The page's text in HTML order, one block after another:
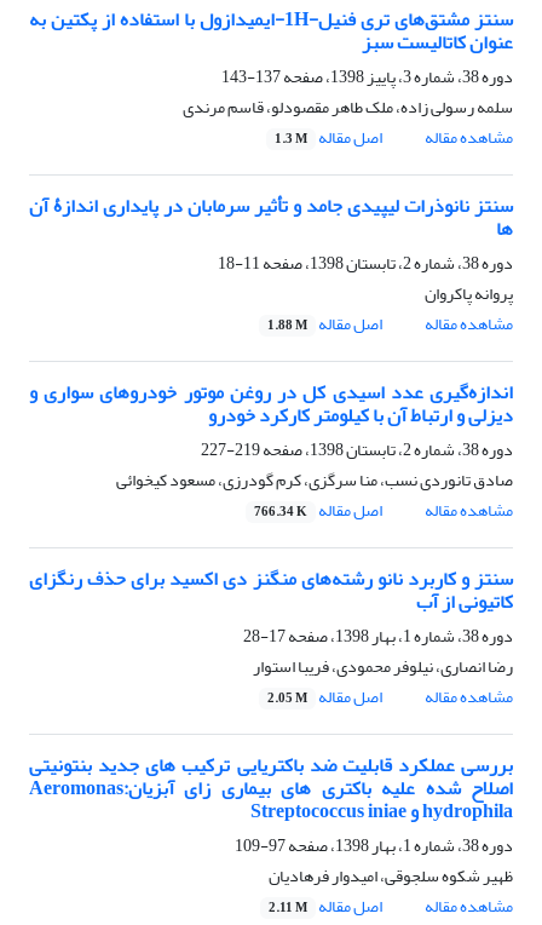
سنتز مشتق‌های تری فنیل-1H-ایمیدازول با استفاده از پکتین به
عنوان کاتالیست سبز
دوره 38، شماره 3، پاییز 1398، صفحه
137-143
سلمه رسولی زاده، ملک طاهر مقصودلو، قاسم مرندی
مشاهده مقاله
اصل مقاله 1.3 M
سنتز نانوذرات لیپیدی جامد و تأثیر سرمابان در پایداری اندازۀ آن
ها
دوره 38، شماره 2، تابستان 1398، صفحه
11-18
پروانه پاکروان
مشاهده مقاله
اصل مقاله 1.88 M
اندازه‌گیری عدد اسیدی کل در روغن موتور خودروهای سواری و
دیزلی و ارتباط آن با کیلومتر کارکرد خودرو
دوره 38، شماره 2، تابستان 1398، صفحه
219-227
صادق تانوردی نسب، منا سرگزی، کرم گودرزی، مسعود کیخوائی
مشاهده مقاله
اصل مقاله 766.34 K
سنتز و کاربرد نانو رشته‌های منگنز دی اکسید برای حذف رنگزای
کاتیونی از آب
دوره 38، شماره 1، بهار 1398، صفحه
17-28
رضا انصاری، نیلوفر محمودی، فریبا استوار
مشاهده مقاله
اصل مقاله 2.05 M
بررسی عملکرد قابلیت ضد باکتریایی ترکیب های جدید بنتونیتی
اصلاح شده علیه باکتری های بیماری زای آبزیان:Aeromonas
hydrophila و Streptococcus iniae
دوره 38، شماره 1، بهار 1398، صفحه
97-109
ظهیر شکوه سلجوقی، امیدوار فرهادیان
مشاهده مقاله
اصل مقاله 2.11 M